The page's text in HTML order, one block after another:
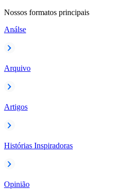
Nossos formatos principais
Análse
Arquivo
Artigos
Histórias Inspiradoras
Opinião